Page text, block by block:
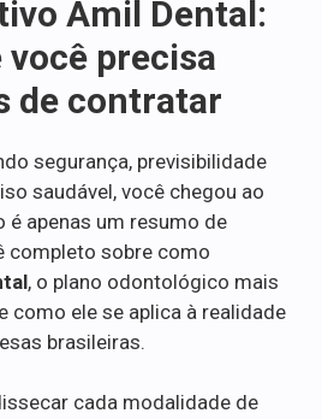
Amil Dental:
você precisa
de contratar
segurança, previsibilidade
saudável, você chegou ao
é apenas um resumo de
completo sobre como
, o plano odontológico mais
como ele se aplica à realidade
brasileiras.
cada modalidade de